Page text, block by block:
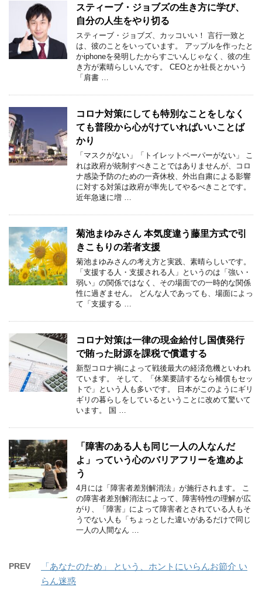
スティーブ・ジョブズの生き方に学び、
自分の人生をやり切る
スティーブ・ジョブズ、カッコいい！ 言行一致と
は、彼のことをいっています。 アップルを作ったと
かiphoneを発明したからすごいんじゃなく、彼の生
き方が素晴らしいんです。 CEOとか社長とかいう
「肩書 …
コロナ対策にしても特別なことをしなく
ても普段から心がけていればいいことば
かり
「マスクがない」「トイレットペーパーがない」 こ
れは政府が統制すべきことではありませんが、コロ
ナ感染予防のための一斉休校、外出自粛による影響
に対する対策は政府が率先してやるべきことです。
近年急速に増 …
菊池まゆみさん 本気度違う藤里方式で引
きこもりの若者支援
菊池まゆみさんの考え方と実践、素晴らしいです。
「支援する人・支援される人」というのは「強い・
弱い」の関係ではなく、その場面での一時的な関係
性に過ぎません。 どんな人であっても、場面によっ
て「支援する …
コロナ対策は一律の現金給付し国債発行
で賄った財源を課税で償還する
新型コロナ禍によって戦後最大の経済危機といわれ
ています。 そして、「休業要請するなら補償もセッ
トで」という人も多いです。 日本がこのようにギリ
ギリの暮らしをしているということに改めて驚いて
います。 国 …
「障害のある人も同じ一人の人なんだ
よ」っていう心のバリアフリーを進めよ
う
4月には「障害者差別解消法」が施行されます。 こ
の障害者差別解消法によって、障害特性の理解が広
がり、「障害」によって障害者とされている人もそ
うでない人も「ちょっとした違いがあるだけで同じ
一人の人間なん …
PREV
「あなたのため」 という、ホントにいらんお節介 い
らん迷惑